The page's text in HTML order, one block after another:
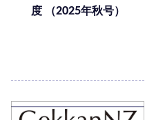
度 （2025年秋号）